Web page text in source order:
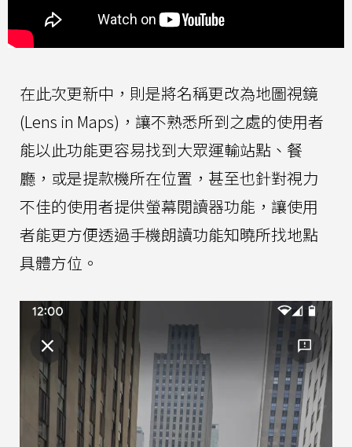
在此次更新中，則是將名稱更改為地圖視鏡
(Lens in Maps)，讓不熟悉所到之處的使用者
能以此功能更容易找到大眾運輸站點、餐
廳，或是提款機所在位置，甚至也針對視力
不佳的使用者提供螢幕閱讀器功能，讓使用
者能更方便透過手機朗讀功能知曉所找地點
具體方位。